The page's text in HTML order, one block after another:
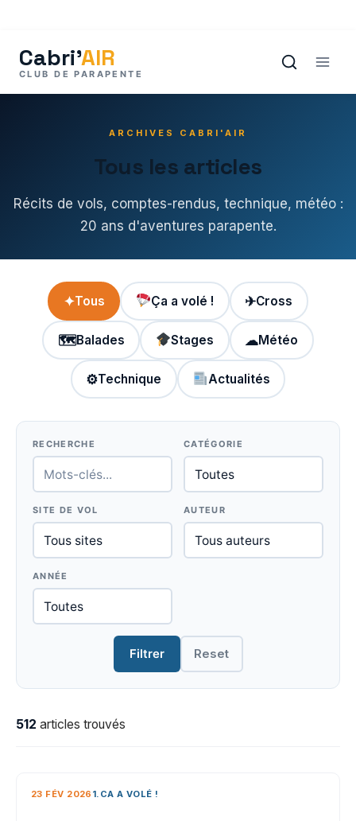
contenu
ARCHIVES CABRI'AIR
Tous les articles
Récits de vols, comptes-rendus, technique, météo :
20 ans d'aventures parapente.
✦Tous Ça a volé ! ✈Cross
🗺Balades Stages ☁Météo
⚙Technique Actualités
RECHERCHE CATÉGORIE
SITE DE VOL AUTEUR
ANNÉE
Filtrer Reset
512 articles trouvés
23 FÉV 2026 1.CA A VOLÉ !